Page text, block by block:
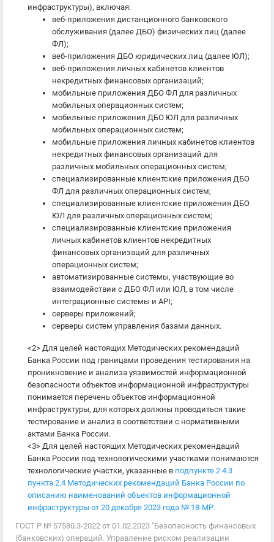
инфраструктуры), включая:
веб-приложения дистанционного банковского
обслуживания (далее ДБО) физических лиц (далее
ФЛ);
веб-приложения ДБО юридических лиц (далее ЮЛ);
веб-приложения личных кабинетов клиентов
некредитных финансовых организаций;
мобильные приложения ДБО ФЛ для различных
мобильных операционных систем;
мобильные приложения ДБО ЮЛ для различных
мобильных операционных систем;
мобильные приложения личных кабинетов клиентов
некредитных финансовых организаций для
различных мобильных операционных систем;
специализированные клиентские приложения ДБО
ФЛ для различных операционных систем;
специализированные клиентские приложения ДБО
ЮЛ для различных операционных систем;
специализированные клиентские приложения
личных кабинетов клиентов некредитных
финансовых организаций для различных
операционных систем;
автоматизированные системы, участвующие во
взаимодействии с ДБО ФЛ или ЮЛ, в том числе
интеграционные системы и API;
серверы приложений;
серверы систем управления базами данных.
<2> Для целей настоящих Методических рекомендаций
Банка России под границами проведения тестирования на
проникновение и анализа уязвимостей информационной
безопасности объектов информационной инфраструктуры
понимается перечень объектов информационной
инфраструктуры, для которых должны проводиться такие
тестирование и анализ в соответствии с нормативными
актами Банка России.
<3> Для целей настоящих Методических рекомендаций
Банка России под технологическими участками понимаются
технологические участки, указанные в подпункте 2.4.3
пункта 2.4 Методических рекомендаций Банка России по
описанию наименований объектов информационной
инфраструктуры от 20 декабря 2023 года № 18-МР.
ГОСТ Р № 57580.3-2022 от 01.02.2023 "Безопасность финансовых
(банковских) операций. Управление риском реализации